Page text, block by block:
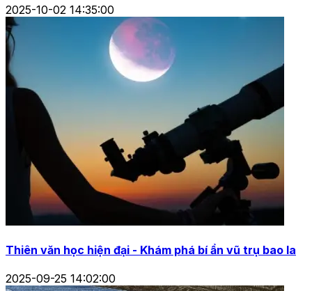
2025-10-02 14:35:00
Thiên văn học hiện đại - Khám phá bí ẩn vũ trụ bao la
2025-09-25 14:02:00